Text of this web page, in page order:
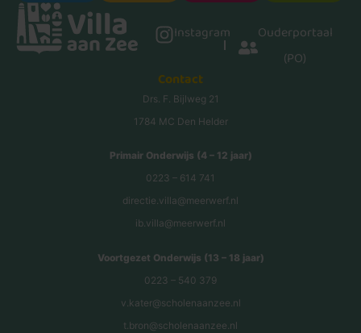
Ouderportaal
(PO)
Instagram
Contact
Drs. F. Bijlweg 21
1784 MC Den Helder
Primair Onderwijs (4 – 12 jaar)
0223 – 614 741
directie.villa@meerwerf.nl
ib.villa@meerwerf.nl
Voortgezet Onderwijs (13 – 18 jaar)
0223 – 540 379
v.kater@scholenaanzee.nl
t.bron@scholenaanzee.nl